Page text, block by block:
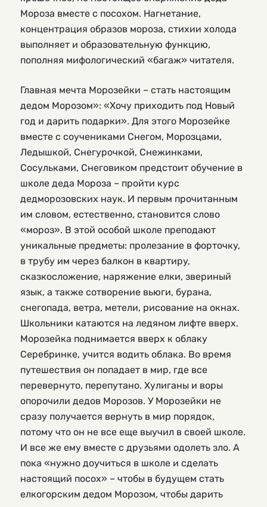
Мороза вместе с посохом. Нагнетание,
концентрация образов мороза, стихии холода
выполняет и образовательную функцию,
пополняя мифологический «багаж» читателя.
Главная мечта Морозейки – стать настоящим
дедом Морозом»: «Хочу приходить под Новый
год и дарить подарки». Для этого Морозейке
вместе с соучениками Снегом, Морозцами,
Ледышкой, Снегурочкой, Снежинками,
Сосульками, Снеговиком предстоит обучение в
школе деда Мороза – пройти курс
дедморозовских наук. И первым прочитанным
им словом, естественно, становится слово
«мороз». В этой особой школе преподают
уникальные предметы: пролезание в форточку,
в трубу им через балкон в квартиру,
сказкосложение, наряжение елки, звериный
язык, а также сотворение вьюги, бурана,
снегопада, ветра, метели, рисование на окнах.
Школьники катаются на ледяном лифте вверх.
Морозейка поднимается вверх к облаку
Серебринке, учится водить облака. Во время
путешествия он попадает в мир, где все
перевернуто, перепутано. Хулиганы и воры
опорочили дедов Морозов. У Морозейки не
сразу получается вернуть в мир порядок,
потому что он не все еще выучил в своей школе.
И все же ему вместе с друзьями одолеть зло. А
пока «нужно доучиться в школе и сделать
настоящий посох» – чтобы в будущем стать
елкогорским дедом Морозом, чтобы дарить